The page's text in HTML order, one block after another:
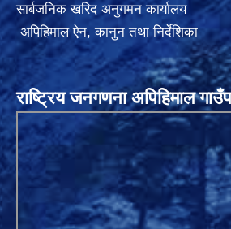
सार्बजनिक खरिद अनुगमन कार्यालय
अपिहिमाल ऐन, कानुन तथा निर्देशिका
राष्ट्रिय जनगणना अपिहिमाल